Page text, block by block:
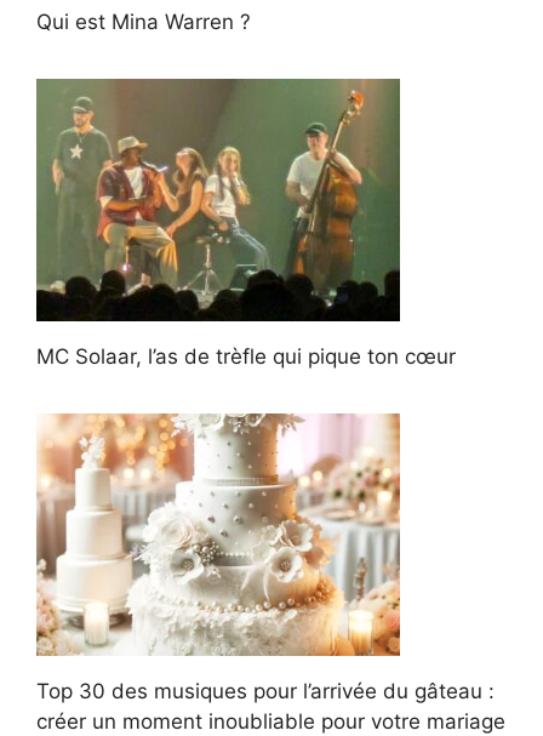
Qui est Mina Warren ?
MC Solaar, l’as de trèfle qui pique ton cœur
Top 30 des musiques pour l’arrivée du gâteau :
créer un moment inoubliable pour votre mariage